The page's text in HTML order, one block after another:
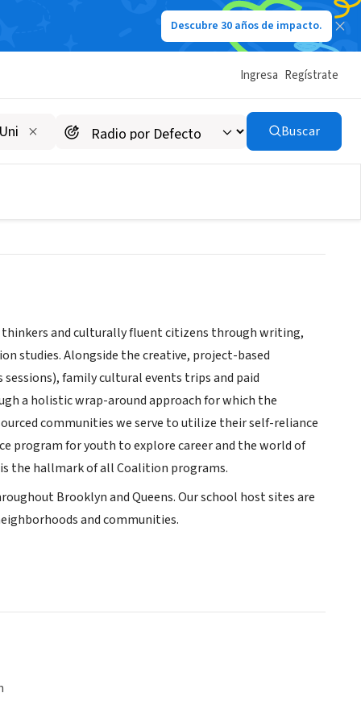
Descubre 30 años de impacto.
Ingresa Regístrate
Buscar
- Arts and Literacy
thinkers and culturally fluent citizens through writing,
studies. Alongside the creative, project-based
family cultural events trips and paid
a holistic wrap-around approach for which the
communities we serve to utilize their self-reliance
program for youth to explore career and the world of
the hallmark of all Coalition programs.
Brooklyn and Queens. Our school host sites are
and communities.